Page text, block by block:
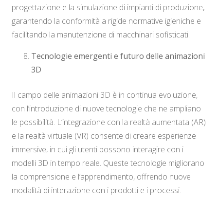
progettazione e la simulazione di impianti di produzione,
garantendo la conformità a rigide normative igieniche e
facilitando la manutenzione di macchinari sofisticati.
Tecnologie emergenti e futuro delle animazioni
3D
Il campo delle animazioni 3D è in continua evoluzione,
con l’introduzione di nuove tecnologie che ne ampliano
le possibilità. L’integrazione con la realtà aumentata (AR)
e la realtà virtuale (VR) consente di creare esperienze
immersive, in cui gli utenti possono interagire con i
modelli 3D in tempo reale. Queste tecnologie migliorano
la comprensione e l’apprendimento, offrendo nuove
modalità di interazione con i prodotti e i processi.